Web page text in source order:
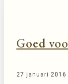
Goed
27 januari 2016